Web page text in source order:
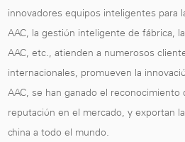
innovadores equipos inteligentes para
AAC, la gestión inteligente de fábrica,
AAC, etc., atienden a numerosos
internacionales, promueven la
AAC, se han ganado el
reputación en el mercado, y exportan
china a todo el mundo.